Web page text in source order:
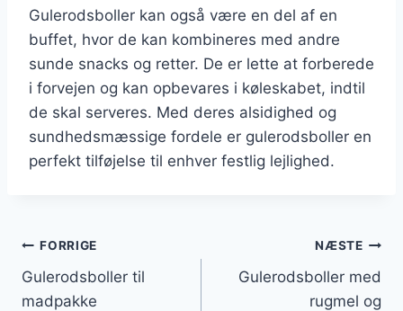
Gulerodsboller kan også være en del af en
buffet, hvor de kan kombineres med andre
sunde snacks og retter. De er lette at forberede
i forvejen og kan opbevares i køleskabet, indtil
de skal serveres. Med deres alsidighed og
sundhedsmæssige fordele er gulerodsboller en
perfekt tilføjelse til enhver festlig lejlighed.
Indlægsnavigation
FORRIGE
Gulerodsboller til
madpakke
NÆSTE
Gulerodsboller med
rugmel og